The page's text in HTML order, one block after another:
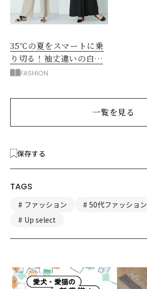
35℃の夏をスマートに乗
り切る！袖丈違いの白シ
アー2枚で5着回し
FASHION
一覧を見る
保存する
TAGS
ファッション 50代ファッション
Up select